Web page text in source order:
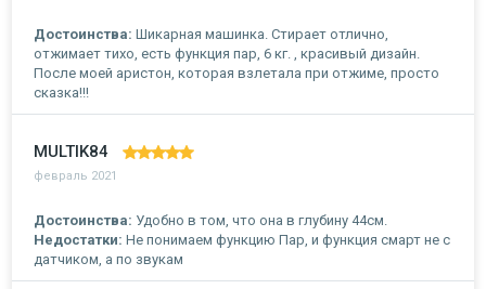
Достоинства: Шикарная машинка. Стирает отлично,
отжимает тихо, есть функция пар, 6 кг. , красивый дизайн.
После моей аристон, которая взлетала при отжиме, просто
сказка!!!
MULTIK84
февраль 2021
Достоинства: Удобно в том, что она в глубину 44см.
Недостатки: Не понимаем функцию Пар, и функция смарт не с
датчиком, а по звукам